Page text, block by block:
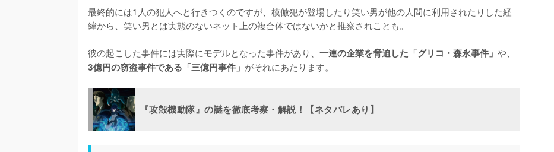
最終的には1人の犯人へと行きつくのですが、模倣犯が登場したり笑い男が他の人間に利用されたりした経
緯から、笑い男とは実態のないネット上の複合体ではないかと推察されことも。
彼の起こした事件には実際にモデルとなった事件があり、 一連の企業を脅迫した「グリコ・森永事件」 や、
3億円の窃盗事件である「三億円事件」 がそれにあたります。
『攻殻機動隊』の謎を徹底考察・解説！【ネタバレあり】